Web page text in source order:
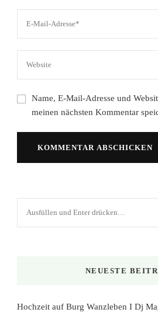
Name, E-Mail-Adresse und
meinen nächsten Kommentar
NEUESTE
Hochzeit auf Burg Wanzleben I Dj